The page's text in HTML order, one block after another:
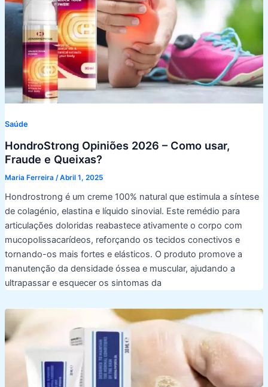
Saúde
HondroStrong Opiniões 2026 – Como usar,
Fraude e Queixas?
Maria Ferreira /Abril 1, 2025
Hondrostrong é um creme 100% natural que estimula a síntese
de colagénio, elastina e líquido sinovial. Este remédio para
articulações doloridas reabastece ativamente o corpo com
mucopolissacarídeos, reforçando os tecidos conectivos e
tornando-os mais fortes e elásticos. O produto promove a
manutenção da densidade óssea e muscular, ajudando a
ultrapassar e esquecer os sintomas da